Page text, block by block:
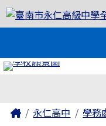
跳至主內容區
臺南市永仁高
主內容區域
Home永仁高中 學務
頁尾區域